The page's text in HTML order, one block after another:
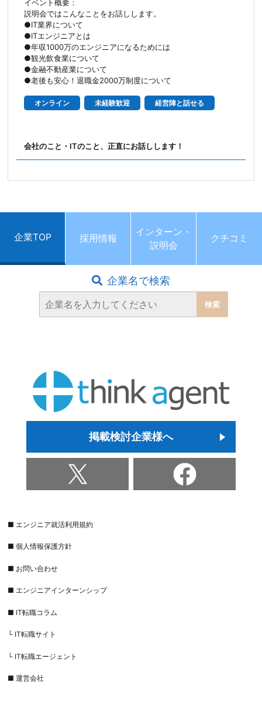
イベント概要：
説明会ではこんなことをお話しします。
●IT業界について
●ITエンジニアとは
●年収1000万のエンジニアになるためには
●観光飲食業について
●金融不動産業について
●老後も安心！退職金2000万制度について
オンライン 未経験歓迎 経営陣と話せる
会社のこと・ITのこと、正直にお話しします！
企業TOP 採用情報
インターン・
説明会
クチコミ
企業名で検索
掲載検討企業様へ
■ エンジニア就活利用規約
■ 個人情報保護方針
■ お問い合わせ
■ エンジニアインターンシップ
■ IT転職コラム
└ IT転職サイト
└ IT転職エージェント
■ 運営会社